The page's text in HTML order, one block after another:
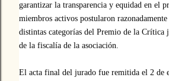
garantizar la transparencia y equidad en el
miembros activos postularon
distintas categorías del Premio de la Crítica
de la fiscalía de la asociación.
El acta final del jurado fue remitida el 2 de